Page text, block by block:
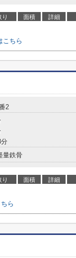
り 面積 詳細
こちら
2
量鉄骨
り 面積 詳細
ら